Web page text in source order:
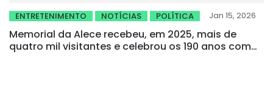
ENTRETENIMENTO NOTÍCIAS POLÍTICA Jan 15, 2026
Memorial da Alece recebeu, em 2025, mais de
quatro mil visitantes e celebrou os 190 anos com